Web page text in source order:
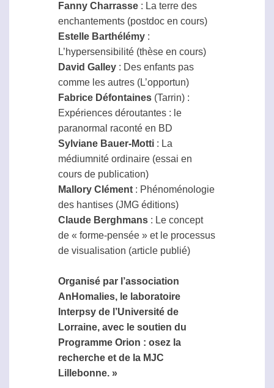
Fanny Charrasse : La terre des
enchantements (postdoc en cours)
Estelle Barthélémy :
L’hypersensibilité (thèse en cours)
David Galley : Des enfants pas
comme les autres (L’opportun)
Fabrice Défontaines (Tarrin) :
Expériences déroutantes : le
paranormal raconté en BD
Sylviane Bauer-Motti : La
médiumnité ordinaire (essai en
cours de publication)
Mallory Clément : Phénoménologie
des hantises (JMG éditions)
Claude Berghmans : Le concept
de « forme-pensée » et le processus
de visualisation (article publié)
Organisé par l’association
AnHomalies, le laboratoire
Interpsy de l’Université de
Lorraine, avec le soutien du
Programme Orion : osez la
recherche et de la MJC
Lillebonne. »